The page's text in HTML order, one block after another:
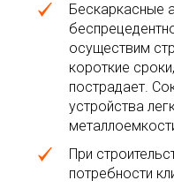
Бескаркасные
осуществим
короткие
пострадает.
устройства
При
потребности